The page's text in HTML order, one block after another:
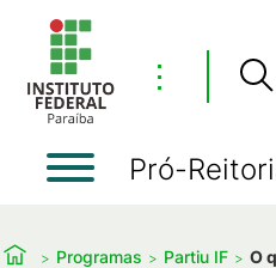
⋮
Pró-
Programas Partiu IF O